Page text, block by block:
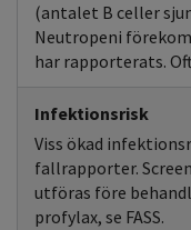
(antalet B celler
Neutropeni
har rapporterats.
Infektionsrisk
Viss ökad
fallrapporter.
utföras före
profylax, se FASS.